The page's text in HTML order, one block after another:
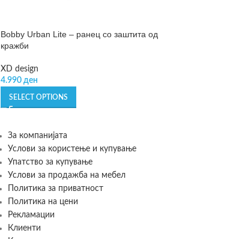
Bobby Urban Lite – ранец со заштита од
кражби
XD design
4.990 ден
SELECT OPTIONS
За компанијата
Услови за користење и купување
Упатство за купување
Услови за продажба на мебел
Политика за приватност
Политика на цени
Рекламации
Клиенти